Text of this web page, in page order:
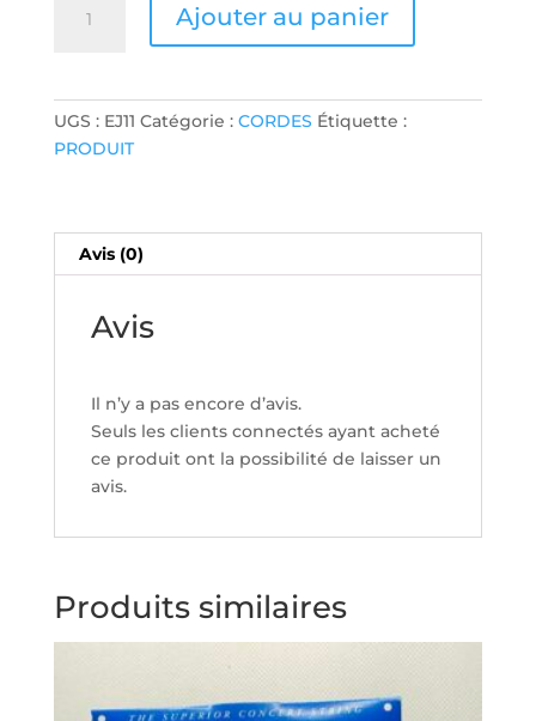
Ajouter au panier
UGS : EJ11 Catégorie : CORDES Étiquette :
PRODUIT
Avis (0)
Avis
Il n’y a pas encore d’avis.
Seuls les clients connectés ayant acheté
ce produit ont la possibilité de laisser un
avis.
Produits similaires